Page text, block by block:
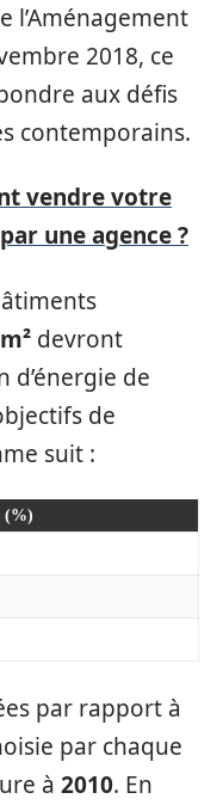
l’Aménagement
2018, ce
aux défis
contemporains.
vendre votre
une agence ?
devront
de
de
suit :
(%)
par rapport à
par chaque
à 2010. En